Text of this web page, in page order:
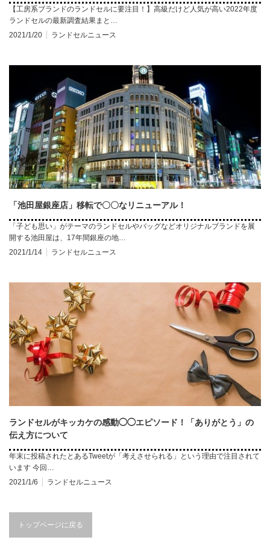
【工房系ブランドのランドセルに要注目！】高級だけど人気が高い2022年度
ランドセルの最新調査結果まと…
2021/1/20
ランドセルニュース
「池田屋銀座店」移転で〇〇なリニューアル！
「子ども思い」がテーマのランドセルやバッグなどオリジナルブランドを展
開する池田屋は、17年間銀座の地…
2021/1/14
ランドセルニュース
ランドセルがキッカケの感動◯◯エピソード！「ありがとう」の
伝え方について
年末に投稿されたとあるTweetが「考えさせられる」という理由で注目されて
います 今回…
2021/1/6
ランドセルニュース
トップページに戻る